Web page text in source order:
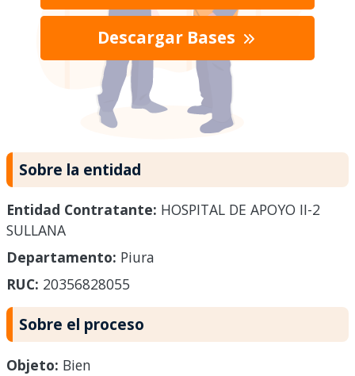
Descargar Bases
Sobre la entidad
Entidad Contratante: HOSPITAL DE APOYO II-2
SULLANA
Departamento: Piura
RUC: 20356828055
Sobre el proceso
Objeto: Bien